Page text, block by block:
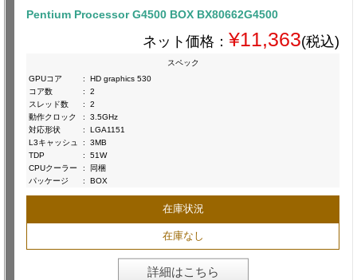
Pentium Processor G4500 BOX BX80662G4500
ネット価格： ¥11,363(税込)
スペック
GPUコア
:
HD graphics 530
コア数
:
2
スレッド数
:
2
動作クロック
:
3.5GHz
対応形状
:
LGA1151
L3キャッシュ
:
3MB
TDP
:
51W
CPUクーラー
:
同梱
パッケージ
: BOX
在庫状況
在庫なし
詳細はこちら